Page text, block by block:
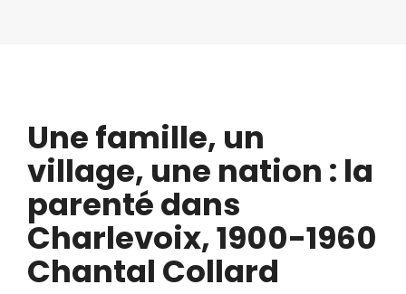
Une famille, un
village, une nation : la
parenté dans
Charlevoix, 1900-1960
Chantal Collard